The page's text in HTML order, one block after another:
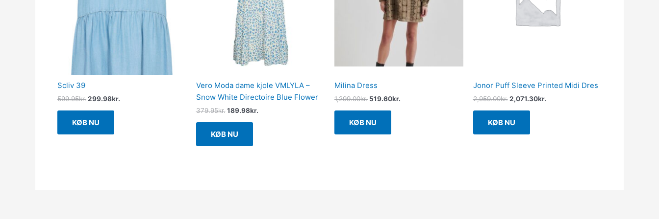
Scliv 39
599.95kr.299.98kr.
KØB NU
Vero Moda dame kjole VMLYLA –
Snow White Directoire Blue Flower
379.95kr. 189.98kr.
KØB NU
Milina Dress
1,299.00kr. 519.60kr.
KØB NU
Jonor Puff Sleeve Printed Midi Dres
2,959.00kr. 2,071.30kr.
KØB NU